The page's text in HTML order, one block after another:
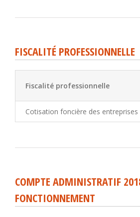
FISCALITÉ PROFESSIONNELLE
Fiscalité professionnelle
Cotisation foncière des entreprises
COMPTE ADMINISTRATIF
FONCTIONNEMENT